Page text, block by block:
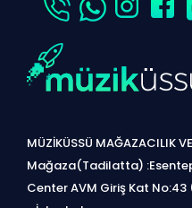
MÜZİKÜSSÜ MAĞAZACILIK
Mağaza(Tadilatta)
Center AVM Giriş Kat No:43